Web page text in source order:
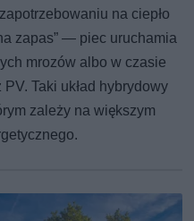
na ciepło
zapas” — piec uruchamia
mrozów albo w czasie
Taki układ hybrydowy
zależy na większym